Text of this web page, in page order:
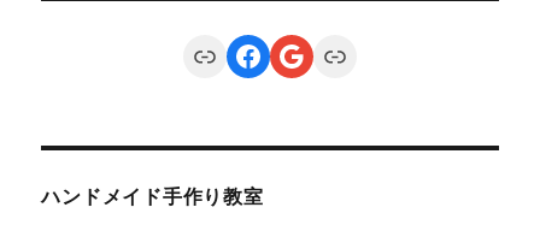
LinkFacebook
Google
Link
ハンドメイド手作り教室